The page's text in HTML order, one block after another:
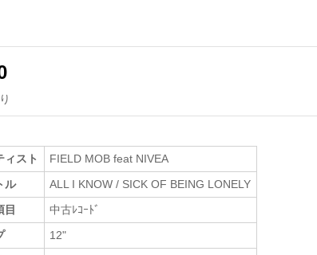
ィスト
FIELD MOB feat NIVEA
ル
ALL I KNOW / SICK OF BEING LONELY
目
中古ﾚｺｰﾄﾞ
12"